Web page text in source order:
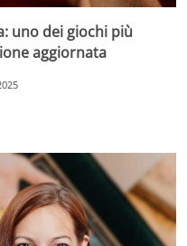
uno dei giochi più
aggiornata